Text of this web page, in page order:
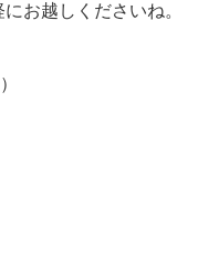
お越しくださいね。